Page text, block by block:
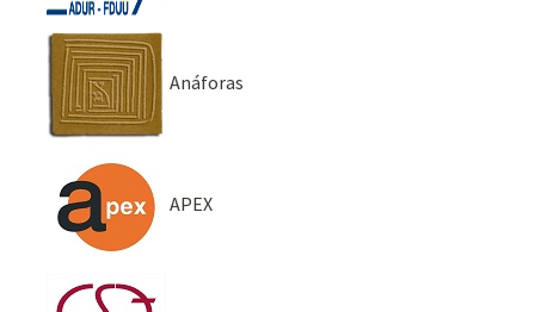
Anáforas
APEX